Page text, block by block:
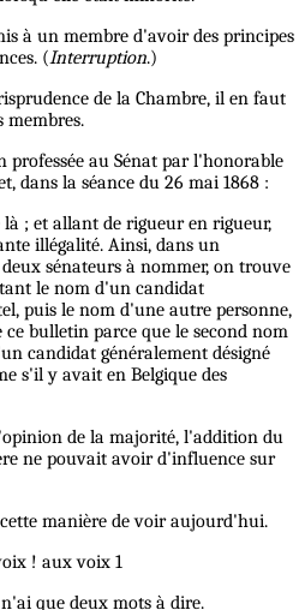
à un membre d'avoir des principes
(Interruption.)
de la Chambre, il en faut
membres.
professée au Sénat par l'honorable
dans la séance du 26 mai 1868 :
; et allant de rigueur en rigueur,
illégalité. Ainsi, dans un
sénateurs à nommer, on trouve
le nom d'un candidat
puis le nom d'une autre personne,
bulletin parce que le second nom
candidat généralement désigné
s'il y avait en Belgique des
de la majorité, l'addition du
ne pouvait avoir d'influence sur
manière de voir aujourd'hui.
! aux voix 1
que deux mots à dire.